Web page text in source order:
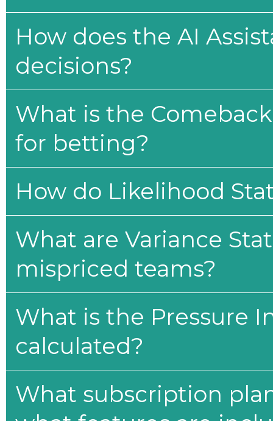
How does the AI
decisions?
What is the
for betting?
How do Likelihood
What are Variance
mispriced teams?
What is the Pressure
calculated?
What subscription